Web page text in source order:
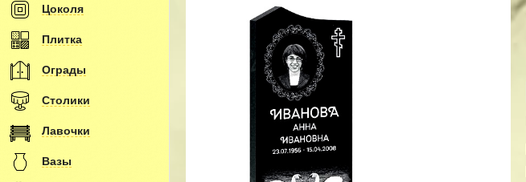
Цоколя
Плитка
Ограды
Столики
Лавочки
Вазы